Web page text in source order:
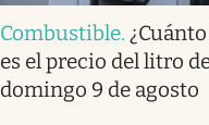
Combustible.
es el precio del litro
domingo 9 de agosto